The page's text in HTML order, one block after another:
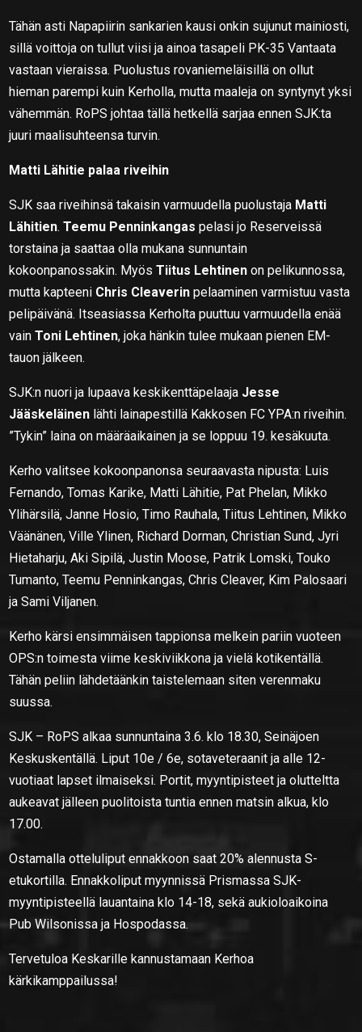
Tähän asti Napapiirin sankarien kausi onkin sujunut mainiosti,
sillä voittoja on tullut viisi ja ainoa tasapeli PK-35 Vantaata
vastaan vieraissa. Puolustus rovaniemeläisillä on ollut
hieman parempi kuin Kerholla, mutta maaleja on syntynyt yksi
vähemmän. RoPS johtaa tällä hetkellä sarjaa ennen SJK:ta
juuri maalisuhteensa turvin.
Matti Lähitie palaa riveihin
SJK saa riveihinsä takaisin varmuudella puolustaja Matti
Lähitien.Teemu Penninkangas pelasi jo Reserveissä
torstaina ja saattaa olla mukana sunnuntain
kokoonpanossakin. MyösTiitus Lehtinen on pelikunnossa,
mutta kapteeni Chris Cleaverin pelaaminen varmistuu vasta
pelipäivänä. Itseasiassa Kerholta puuttuu varmuudella enää
vainToni Lehtinen, joka hänkin tulee mukaan pienen EM-
tauon jälkeen.
SJK:n nuori ja lupaava keskikenttäpelaaja Jesse
Jääskeläinen lähti lainapestillä Kakkosen FC YPA:n riveihin.
”Tykin” laina on määräaikainen ja se loppuu 19. kesäkuuta.
Kerho valitsee kokoonpanonsa seuraavasta nipusta: Luis
Fernando, Tomas Karike, Matti Lähitie, Pat Phelan, Mikko
Ylihärsilä, Janne Hosio, Timo Rauhala, Tiitus Lehtinen, Mikko
Väänänen, Ville Ylinen, Richard Dorman, Christian Sund, Jyri
Hietaharju, Aki Sipilä, Justin Moose, Patrik Lomski, Touko
Tumanto, Teemu Penninkangas, Chris Cleaver, Kim Palosaari
ja Sami Viljanen.
Kerho kärsi ensimmäisen tappionsa melkein pariin vuoteen
OPS:n toimesta viime keskiviikkona ja vielä kotikentällä.
Tähän peliin lähdetäänkin taistelemaan siten verenmaku
suussa.
SJK – RoPS alkaa sunnuntaina 3.6. klo 18.30, Seinäjoen
Keskuskentällä. Liput 10e / 6e, sotaveteraanit ja alle 12-
vuotiaat lapset ilmaiseksi. Portit, myyntipisteet ja olutteltta
aukeavat jälleen puolitoista tuntia ennen matsin alkua, klo
17.00.
Ostamalla otteluliput ennakkoon saat 20% alennusta S-
etukortilla. Ennakkoliput myynnissä Prismassa SJK-
myyntipisteellä lauantaina klo 14-18, sekä aukioloaikoina
Pub Wilsonissa ja Hospodassa.
Tervetuloa Keskarille kannustamaan Kerhoa
kärkikamppailussa!